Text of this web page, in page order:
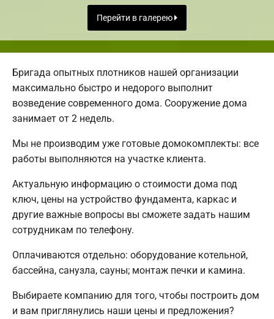
Перейти в галерею
Бригада опытных плотников нашей организации
максимально быстро и недорого выполнит
возведение современного дома. Сооружение дома
занимает от 2 недель.
Мы не производим уже готовые домокомплекты: все
работы выполняются на участке клиента.
Актуальную информацию о стоимости дома под
ключ, цены на устройство фундамента, каркас и
другие важные вопросы вы сможете задать нашим
сотрудникам по телефону.
Оплачиваются отдельно: оборудование котельной,
бассейна, санузла, сауны; монтаж печки и камина.
Выбираете компанию для того, чтобы построить дом
и вам приглянулись наши цены и предложения?